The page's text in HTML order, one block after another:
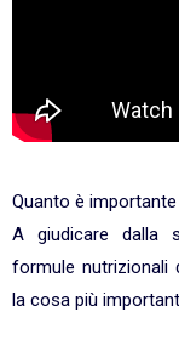
Quanto è
A giudicare dalla
formule nutrizionali
la cosa più